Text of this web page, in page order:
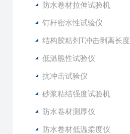
防水卷材拉伸试验机
钉杆密水性试验仪
结构胶粘剂T冲击剥离长度
低温脆性试验仪
抗冲击试验仪
砂浆粘结强度试验机
防水卷材测厚仪
防水卷材低温柔度仪